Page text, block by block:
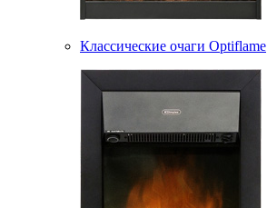
Классические очаги Optiflame